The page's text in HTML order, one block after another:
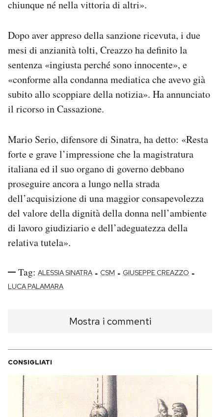
chiunque né nella vittoria di altri».
Dopo aver appreso della sanzione ricevuta, i due
mesi di anzianità tolti, Creazzo ha definito la
sentenza «ingiusta perché sono innocente», e
«conforme alla condanna mediatica che avevo già
subito allo scoppiare della notizia». Ha annunciato
il ricorso in Cassazione.
Mario Serio, difensore di Sinatra, ha detto: «Resta
forte e grave l’impressione che la magistratura
italiana ed il suo organo di governo debbano
proseguire ancora a lungo nella strada
dell’acquisizione di una maggior consapevolezza
del valore della dignità della donna nell’ambiente
di lavoro giudiziario e dell’adeguatezza della
relativa tutela».
Tag: ALESSIA SINATRA - CSM - GIUSEPPE CREAZZO -
LUCA PALAMARA
Mostra i commenti
CONSIGLIATI